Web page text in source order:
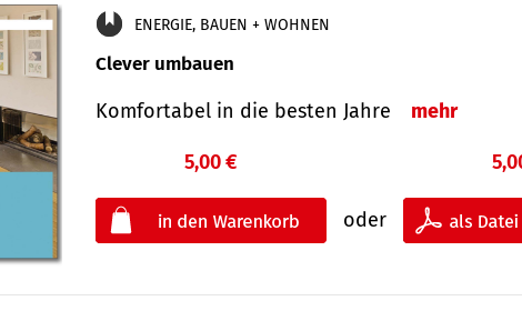
ENERGIE, BAUEN + WOHNEN
Clever umbauen
Komfortabel in die besten Jahre mehr
5,00 €
oder